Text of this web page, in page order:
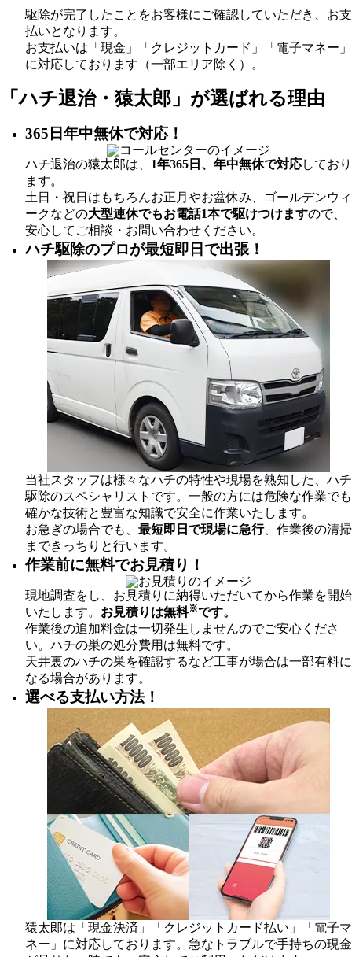
駆除が完了したことをお客様にご確認していただき、お支
払いとなります。
お支払いは「現金」「クレジットカード」「電子マネー」
に対応しております（一部エリア除く）。
「ハチ退治・猿太郎」が選ばれる理由
365日年中無休で対応！
ハチ退治の猿太郎は、 1年365日、年中無休で対応しており
ます。
土日・祝日はもちろんお正月やお盆休み、ゴールデンウィ
ークなどの大型連休でもお電話1本で駆けつけますので、
安心してご相談・お問い合わせください。
ハチ駆除のプロが最短即日で出張！
当社スタッフは様々なハチの特性や現場を熟知した、ハチ
駆除のスペシャリストです。一般の方には危険な作業でも
確かな技術と豊富な知識で安全に作業いたします。
お急ぎの場合でも、 最短即日で現場に急行、作業後の清掃
まできっちりと行います。
作業前に無料でお見積り！
現地調査をし、お見積りに納得いただいてから作業を開始
いたします。 お見積りは無料※です。
作業後の追加料金は一切発生しませんのでご安心くださ
い。ハチの巣の処分費用は無料です。
天井裏のハチの巣を確認するなど工事が場合は一部有料に
なる場合があります。
選べる支払い方法！
猿太郎は「現金決済」「クレジットカード払い」「電子マ
ネー」に対応しております。急なトラブルで手持ちの現金